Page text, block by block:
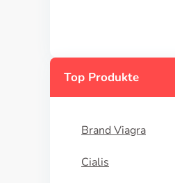
Top Produkte
Brand Viagra
Cialis